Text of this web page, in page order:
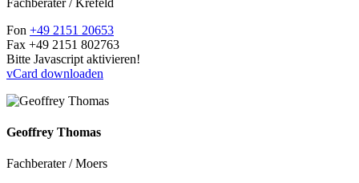
Fon +49 2151 20653
Fax +49 2151 802763
Bitte Javascript aktivieren!
vCard downloaden
Geoffrey Thomas
Fachberater / Moers